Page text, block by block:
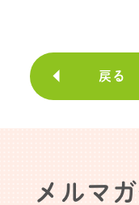
戻る
メルマ